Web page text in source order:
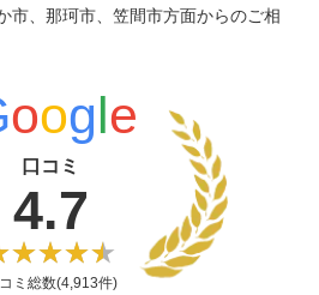
市、那珂市、笠間市方面からのご相
oogle
口コミ
4.7
ミ総数(4,913件)